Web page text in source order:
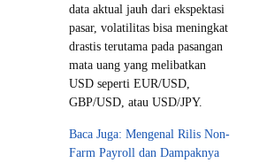
data aktual jauh dari ekspektasi
pasar, volatilitas bisa meningkat
drastis terutama pada pasangan
mata uang yang melibatkan
USD seperti EUR/USD,
GBP/USD, atau USD/JPY.
Baca Juga: Mengenal Rilis Non-
Farm Payroll dan Dampaknya